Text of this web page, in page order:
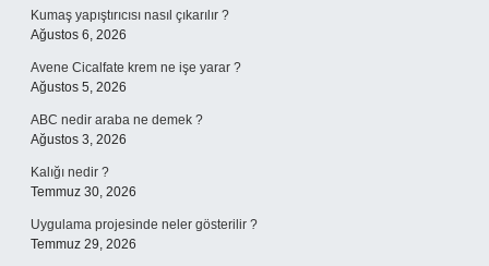
Kumaş yapıştırıcısı nasıl çıkarılır ?
Ağustos 6, 2026
Avene Cicalfate krem ne işe yarar ?
Ağustos 5, 2026
ABC nedir araba ne demek ?
Ağustos 3, 2026
Kalığı nedir ?
Temmuz 30, 2026
Uygulama projesinde neler gösterilir ?
Temmuz 29, 2026